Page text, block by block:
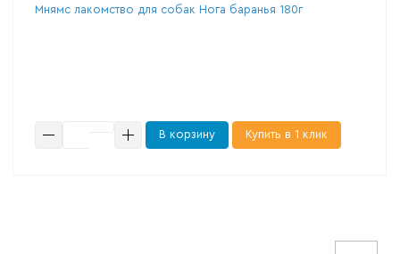
Мнямс лакомство для собак Нога баранья 180г
В корзину Купить в 1 клик